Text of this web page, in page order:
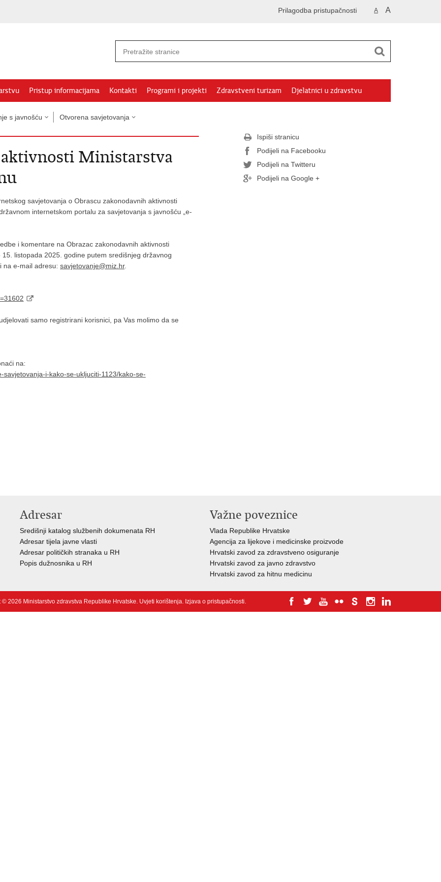
A A
Prilagodba pristupačnosti
Pristup informacijama Kontakti Programi i projekti Zdravstveni turizam Djelatnici u zdravstvu
s javnošću Otvorena savjetovanja
Ministarstva
savjetovanja o Obrascu zakonodavnih aktivnosti
internetskom portalu za savjetovanja s javnošću „e-
i komentare na Obrazac zakonodavnih aktivnosti
listopada 2025. godine putem središnjeg državnog
na e-mail adresu: savjetovanje@miz.hr.
samo registrirani korisnici, pa Vas molimo da se
na:
i-kako-se-ukljuciti-1123/kako-se-
Ispiši stranicu
Podijeli na Facebooku
Podijeli na Twitteru
Podijeli na Google +
Adresar
Središnji katalog službenih dokumenata RH
Adresar tijela javne vlasti
Adresar političkih stranaka u RH
Popis dužnosnika u RH
Važne poveznice
Vlada Republike Hrvatske
Agencija za lijekove i medicinske proizvode
Hrvatski zavod za zdravstveno osiguranje
Hrvatski zavod za javno zdravstvo
Hrvatski zavod za hitnu medicinu
© 2026 Ministarstvo zdravstva Republike Hrvatske. Uvjeti korištenja. Izjava o pristupačnosti.